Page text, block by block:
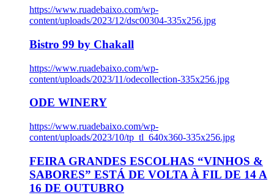
https://www.ruadebaixo.com/wp-
content/uploads/2023/12/dsc00304-335x256.jpg
Bistro 99 by Chakall
https://www.ruadebaixo.com/wp-
content/uploads/2023/11/odecollection-335x256.jpg
ODE WINERY
https://www.ruadebaixo.com/wp-
content/uploads/2023/10/tp_tl_640x360-335x256.jpg
FEIRA GRANDES ESCOLHAS “VINHOS &
SABORES” ESTÁ DE VOLTA À FIL DE 14 A
16 DE OUTUBRO